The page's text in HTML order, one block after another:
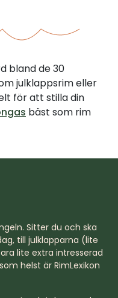
bland de 30
julklappsrim eller
för att stilla din
bäst som rim
Sitter du och ska
till julklapparna (lite
lite extra intresserad
helst är RimLexikon